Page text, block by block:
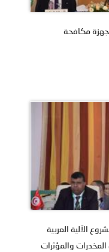
أجهزة مكافحة
الآلية العربية
والمؤثرات